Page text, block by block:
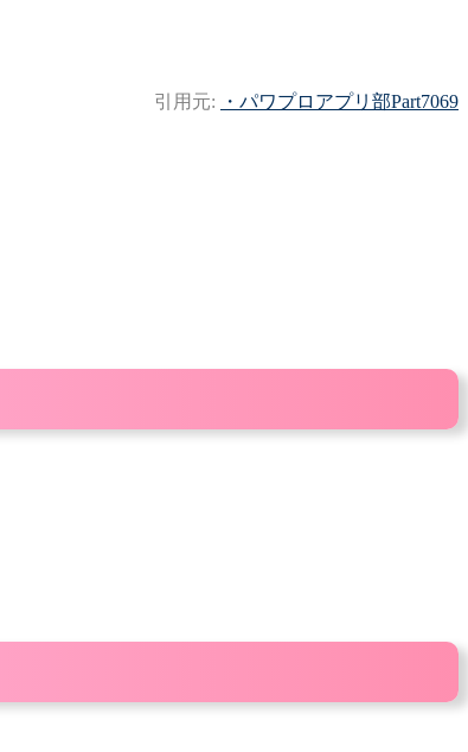
引用元: ・パワプロアプリ部Part7069